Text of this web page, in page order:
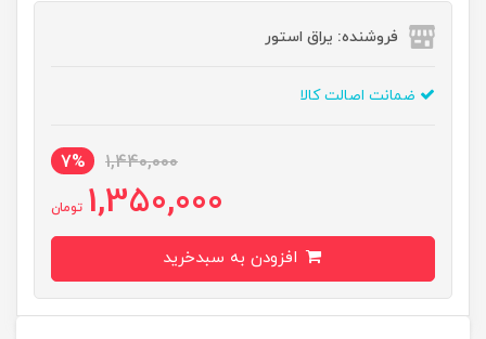
فروشنده: یراق استور
ضمانت اصالت کالا
1,440,000
7%
1,350,000 تومان